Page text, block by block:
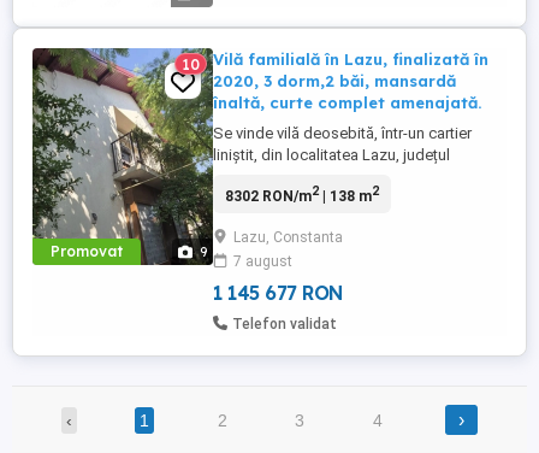
Promovat 9
10
Vilă familială în Lazu, finalizată în
2020, 3 dorm,2 băi, mansardă
înaltă, curte complet amenajată.
Se vinde vilă deosebită, într-un cartier
liniștit, din localitatea Lazu, județul
uz personal, se vinde, fiind ideală atât
vacanță, în sezon estival. Este amplasată
într-o zonă liniștită, cu acces facil la
"Autostrada ...
8302 RON/m2| 138 m2
Lazu, Constanta
7 august
1 145 677 RON
Telefon validat
‹ 1 2 3 4 ›